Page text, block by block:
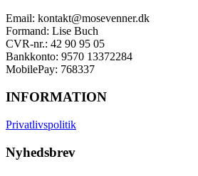
Email: kontakt@mosevenner.dk
Formand: Lise Buch
CVR-nr.: 42 90 95 05
Bankkonto: 9570 13372284
MobilePay: 768337
INFORMATION
Privatlivspolitik
Nyhedsbrev